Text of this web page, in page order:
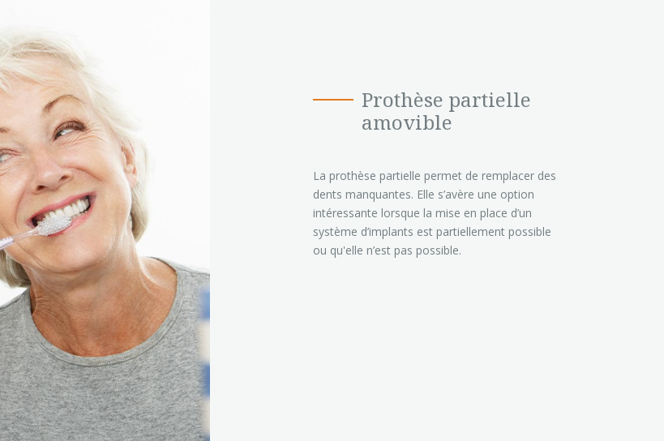
Prothèse partielle
amovible
La prothèse partielle permet de remplacer des
dents manquantes. Elle s’avère une option
intéressante lorsque la mise en place d’un
système d’implants est partiellement possible
ou qu'elle n’est pas possible.